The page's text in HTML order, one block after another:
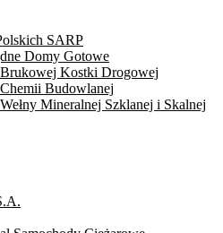
SARP
Domy Gotowe
Kostki Drogowej
Budowlanej
Mineralnej Szklanej i Skalnej